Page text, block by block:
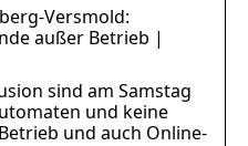
Versmold:
außer Betrieb |
sind am Samstag
und keine
und auch Online-